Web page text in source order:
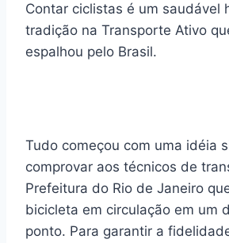
Contar ciclistas é um saudável
tradição na Transporte Ativo
espalhou pelo Brasil.
Tudo começou com uma idéia
comprovar aos técnicos de
Prefeitura do Rio de Janeiro
bicicleta em circulação em um
ponto. Para garantir a